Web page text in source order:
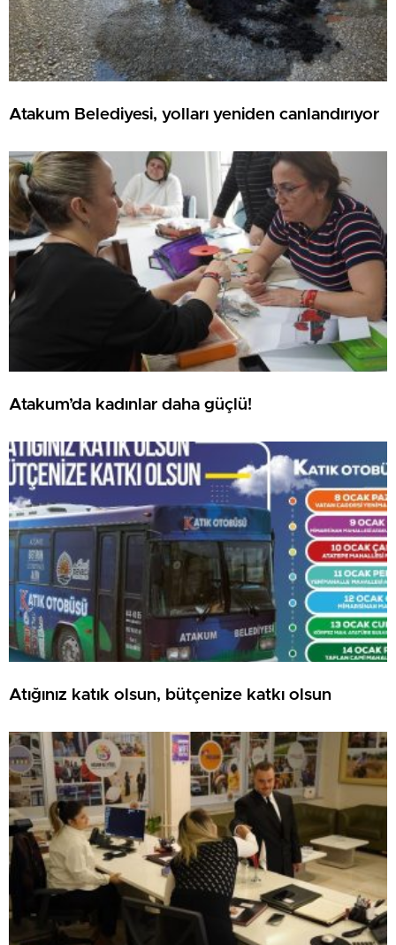
Atakum Belediyesi, yolları yeniden canlandırıyor
Atakum’da kadınlar daha güçlü!
Atığınız katık olsun, bütçenize katkı olsun